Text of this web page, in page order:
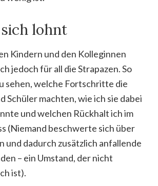
lohnt
Kindern und den Kolleginnen
jedoch für all die Strapazen. So
sehen, welche Fortschritte die
Schüler machten, wie ich sie dabei
und welchen Rückhalt ich im
(Niemand beschwerte sich über
und dadurch zusätzlich anfallende
– ein Umstand, der nicht
ist).